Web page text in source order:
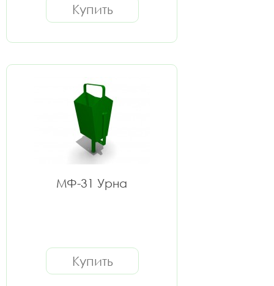
Купить
МФ-31 Урна
Купить